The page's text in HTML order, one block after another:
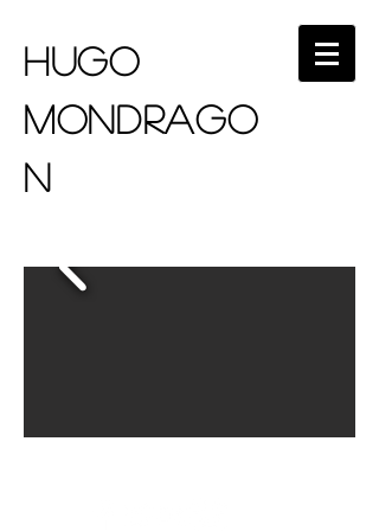
HUGO
MONDRAGO
N